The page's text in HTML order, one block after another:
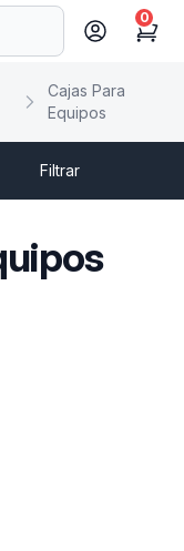
Cart
0
Cajas Para
Equipos
Filtrar